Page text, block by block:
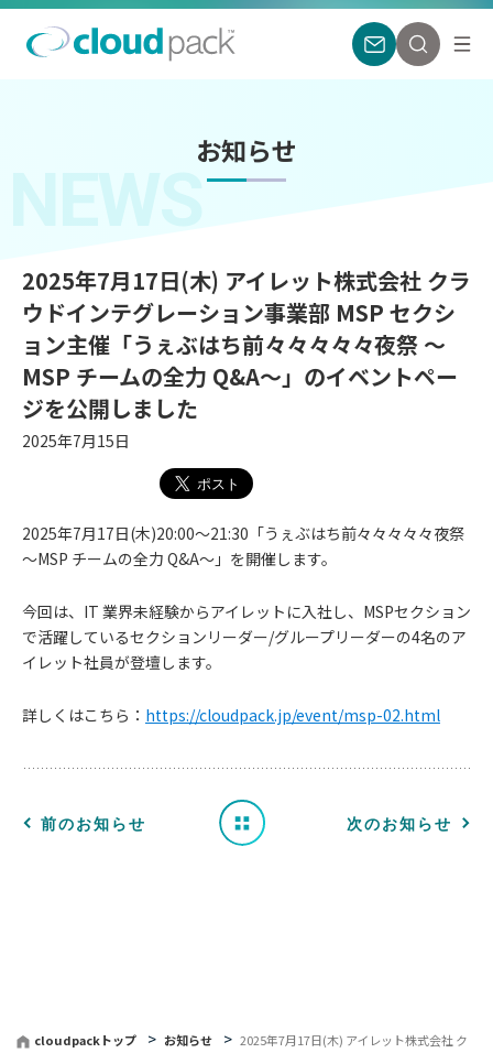
お知らせ
NEWS
2025年7月17日(木) アイレット株式会社 クラ
ウドインテグレーション事業部 MSP セクシ
ョン主催「うぇぶはち前々々々々々夜祭 〜
MSP チームの全力 Q&A〜」のイベントペー
ジを公開しました
2025年7月15日
2025年7月17日(木)20:00〜21:30「うぇぶはち前々々々々々夜祭
〜MSP チームの全力 Q&A〜」を開催します。
今回は、IT 業界未経験からアイレットに入社し、MSPセクション
で活躍しているセクションリーダー/グループリーダーの4名のア
イレット社員が登壇します。
詳しくはこちら： https://cloudpack.jp/event/msp-02.html
前のお知らせ
お
ら
せ
一 次のお知らせ
cloudpackトップ お知らせ
2025年7月17日(木) アイレット株式会社 ク